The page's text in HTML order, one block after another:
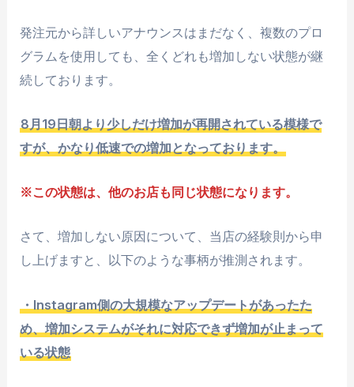
発注元から詳しいアナウンスはまだなく、複数のプロ
グラムを使用しても、全くどれも増加しない状態が継
続しております。
8月19日朝より少しだけ増加が再開されている模様で
すが、かなり低速での増加となっております。
※この状態は、他のお店も同じ状態になります。
さて、増加しない原因について、当店の経験則から申
し上げますと、以下のような事柄が推測されます。
・Instagram側の大規模なアップデートがあったた
め、増加システムがそれに対応できず増加が止まって
いる状態